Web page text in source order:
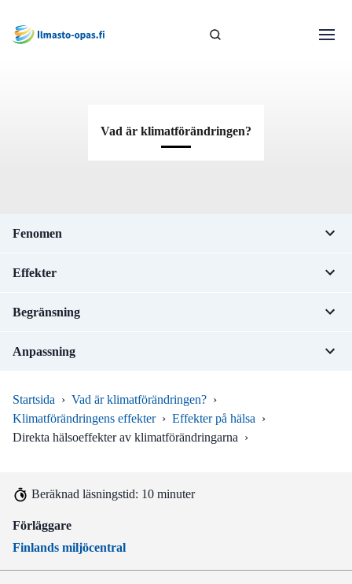
Vad är klimatförändringen?
Fenomen
Effekter
Begränsning
Anpassning
Startsida › Vad är klimatförändringen? ›
Klimatförändringens effekter › Effekter på hälsa ›
Direkta hälsoeffekter av klimatförändringarna ›
Beräknad läsningstid: 10 minuter
Förläggare
Finlands miljöcentral